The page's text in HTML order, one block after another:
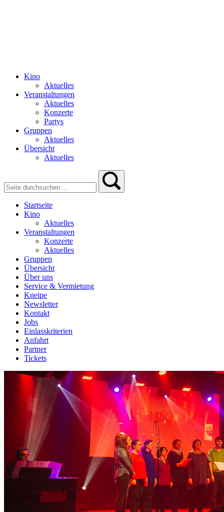
Kino
Aktuelles
Veranstaltungen
Aktuelles
Konzerte
Partys
Gruppen
Aktuelles
Übersicht
Aktuelles
Startseite
Kino
Aktuelles
Veranstaltungen
Konzerte
Aktuelles
Gruppen
Übersicht
Über uns
Service & Vermietung
Kneipe
Newsletter
Kontakt
Jobs
Einlasskriterien
Anfahrt
Partner
Tickets